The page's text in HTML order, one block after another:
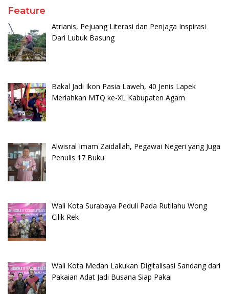
Feature
Atrianis, Pejuang Literasi dan Penjaga Inspirasi
Dari Lubuk Basung
Bakal Jadi Ikon Pasia Laweh, 40 Jenis Lapek
Meriahkan MTQ ke-XL Kabupaten Agam
Alwisral Imam Zaidallah, Pegawai Negeri yang Juga
Penulis 17 Buku
Wali Kota Surabaya Peduli Pada Rutilahu Wong
Cilik Rek
Wali Kota Medan Lakukan Digitalisasi Sandang dari
Pakaian Adat Jadi Busana Siap Pakai